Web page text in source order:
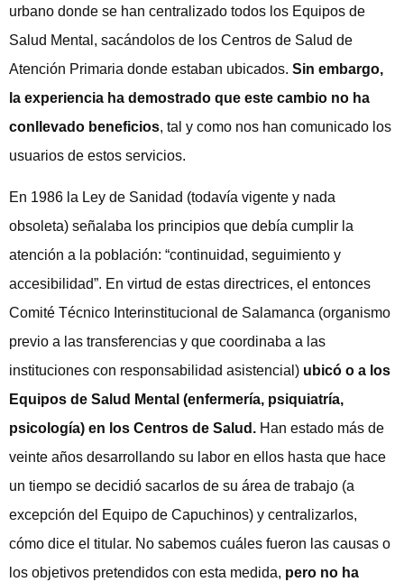
urbano donde se han centralizado todos los Equipos de
Salud Mental, sacándolos de los Centros de Salud de
Atención Primaria donde estaban ubicados. Sin embargo,
la experiencia ha demostrado que este cambio no ha
conllevado beneficios, tal y como nos han comunicado los
usuarios de estos servicios.
En 1986 la Ley de Sanidad (todavía vigente y nada
obsoleta) señalaba los principios que debía cumplir la
atención a la población: “continuidad, seguimiento y
accesibilidad”. En virtud de estas directrices, el entonces
Comité Técnico Interinstitucional de Salamanca (organismo
previo a las transferencias y que coordinaba a las
instituciones con responsabilidad asistencial) ubicó o a los
Equipos de Salud Mental (enfermería, psiquiatría,
psicología) en los Centros de Salud. Han estado más de
veinte años desarrollando su labor en ellos hasta que hace
un tiempo se decidió sacarlos de su área de trabajo (a
excepción del Equipo de Capuchinos) y centralizarlos,
cómo dice el titular. No sabemos cuáles fueron las causas o
los objetivos pretendidos con esta medida, pero no ha